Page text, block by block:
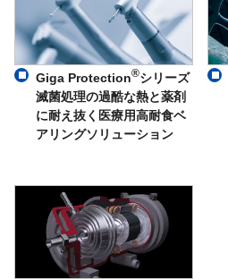
Giga Protection®シリーズ
滅菌処理の過酷な熱と薬剤
に耐え抜く医療用高耐食ベ
アリングソリューション